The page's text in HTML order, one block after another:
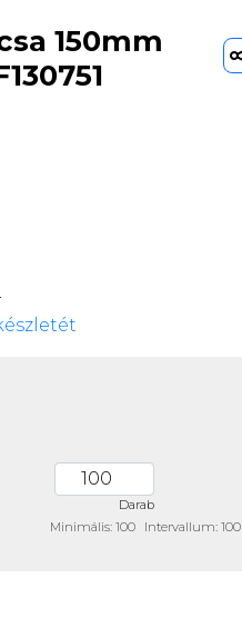
150mm
Darab
Minimális: 100
Intervallum: 100